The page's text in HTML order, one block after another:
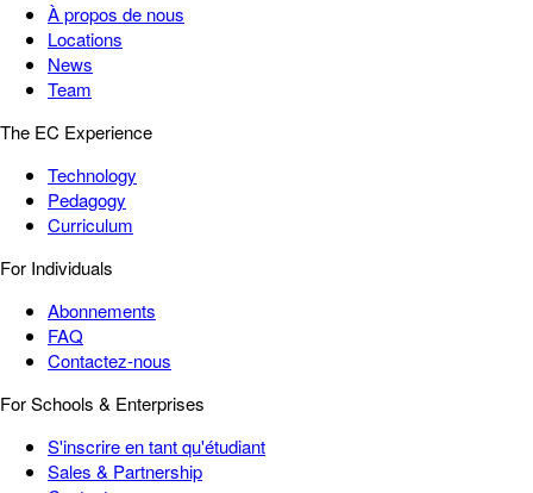
À propos de nous
Locations
News
Team
The EC Experience
Technology
Pedagogy
Curriculum
For Individuals
Abonnements
FAQ
Contactez-nous
For Schools & Enterprises
S'inscrire en tant qu'étudiant
Sales & Partnership